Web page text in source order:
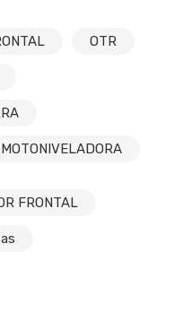
OTR
FRONTAL